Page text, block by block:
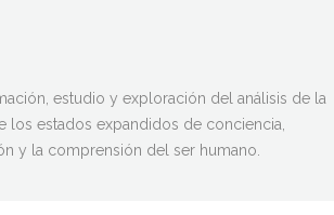
estudio y exploración del análisis de la
los estados expandidos de conciencia,
y la comprensión del ser humano.